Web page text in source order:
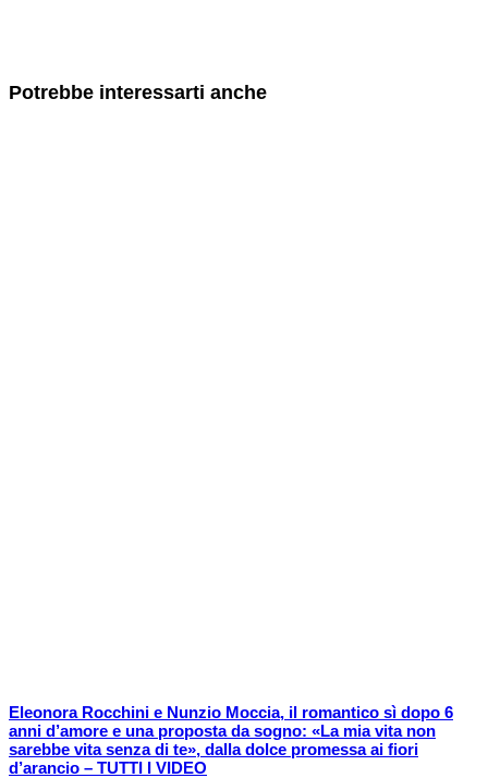
Potrebbe interessarti anche
Eleonora Rocchini e Nunzio Moccia, il romantico sì dopo 6
anni d’amore e una proposta da sogno: «La mia vita non
sarebbe vita senza di te», dalla dolce promessa ai fiori
d’arancio – TUTTI I VIDEO